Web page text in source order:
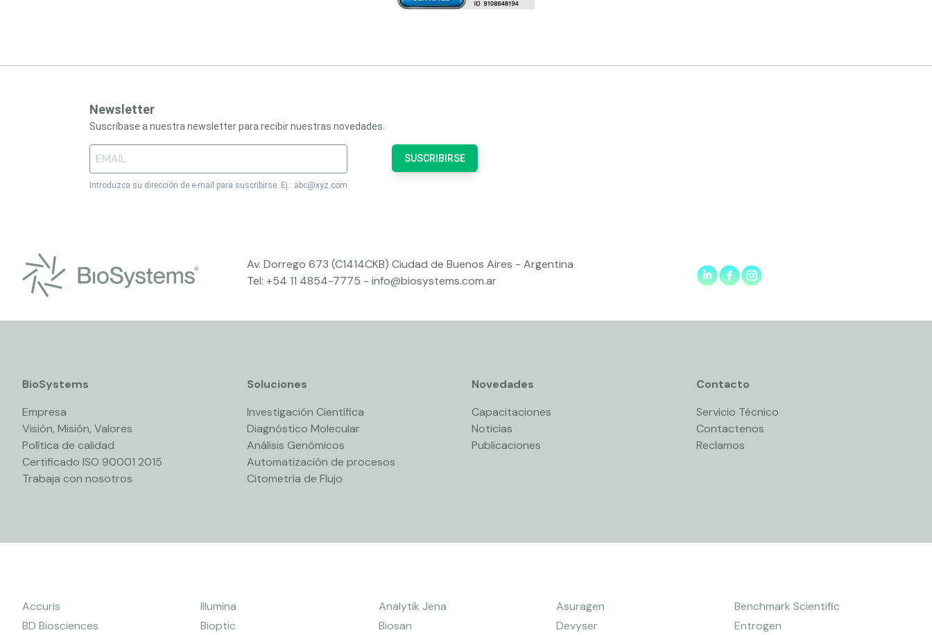
Newsletter
Suscríbase a nuestra newsletter para recibir nuestras novedades.
Introduzca su dirección de e-mail para suscribirse. Ej.: abc@xyz.com
SUSCRIBIRSE
Av. Dorrego 673 (C1414CKB) Ciudad de Buenos Aires - Argentina
Tel: +54 11 4854-7775 - info@biosystems.com.ar
BioSystems
Empresa
Visión, Misión, Valores
Política de calidad
Certificado ISO 90001 2015
Trabaja con nosotros
Soluciones
Investigación Científica
Diagnóstico Molecular
Análisis Genómicos
Automatización de procesos
Citometría de Flujo
Novedades
Capacitaciones
Noticias
Publicaciones
Contacto
Servicio Técnico
Contactenos
Reclamos
Accuris Illumina Analytik Jena Asuragen
Benchmark Scientific
BD Biosciences
Bioptic Biosan Devyser Entrogen